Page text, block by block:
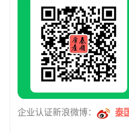
企业认证新浪微博： 泰